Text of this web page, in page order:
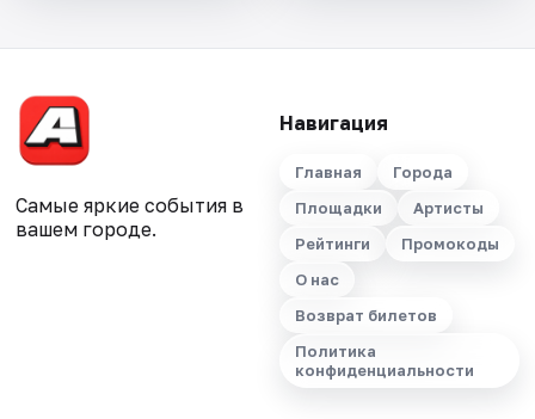
Самые яркие события в
вашем городе.
Навигация
Главная
Города
Площадки
Артисты
Рейтинги
Промокоды
О нас
Возврат билетов
Политика
конфиденциальности